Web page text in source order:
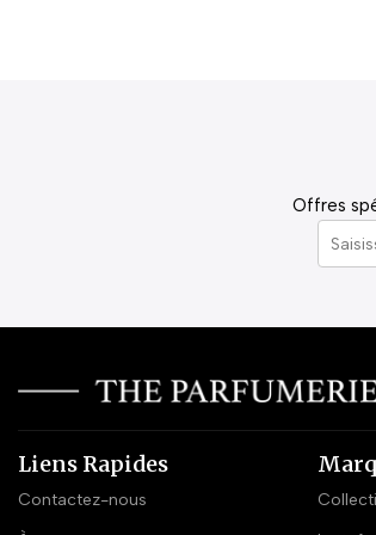
Offres
Liens Rapides
Contactez-nous